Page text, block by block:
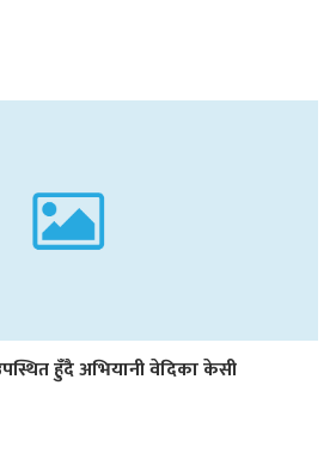
हुँदै अभियानी वेदिका केसी